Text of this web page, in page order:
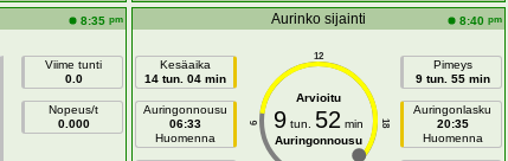
8:35 pm
Viime tunti
0.0
Nopeus/t
0.000
Aurinko sijainti 8:40 pm
Kesäaika
14 tun. 04 min
Auringonnousu
06:33
Huomenna
12
6 18
Arvioitu
9 tun. 52 min
Auringonnousu
Pimeys
9 tun. 55 min
Auringonlasku
20:35
Huomenna